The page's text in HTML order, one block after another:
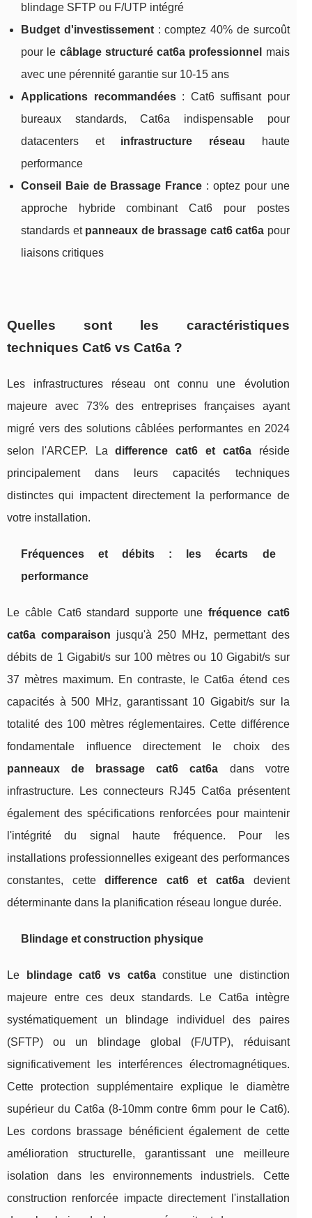
blindage SFTP ou F/UTP intégré
Budget d'investissement: comptez 40% de surcoût
pour le câblage structuré cat6a professionnel
mais
avec une pérennité garantie sur 10-15 ans
Applications recommandées: Cat6 suffisant pour
bureaux standards, Cat6a indispensable pour
datacenters et infrastructure réseau haute
performance
Conseil Baie de Brassage France : optez pour une
approche hybride combinant Cat6 pour postes
standards et panneaux de brassage cat6 cat6a pour
liaisons critiques
Quelles sont les caractéristiques
techniques Cat6 vs Cat6a ?
Les infrastructures réseau ont connu une évolution
majeure avec 73% des entreprises françaises ayant
migré vers des solutions câblées performantes en 2024
selon l'ARCEP. Ladifference cat6 et cat6aréside
principalement dans leurs capacités techniques
distinctes qui impactent directement la performance de
votre installation.
Fréquences et débits : les écarts de
performance
Le câble Cat6 standard supporte une fréquence cat6
cat6a comparaison jusqu'à 250 MHz, permettant des
débits de 1 Gigabit/s sur 100 mètres ou 10 Gigabit/s sur
37 mètres maximum. En contraste, le Cat6a étend ces
capacités à 500 MHz, garantissant 10 Gigabit/s sur la
totalité des 100 mètres réglementaires. Cette différence
fondamentale influence directement le choix des
panneaux de brassage cat6 cat6a dans votre
infrastructure. Les connecteurs RJ45 Cat6a présentent
également des spécifications renforcées pour maintenir
l'intégrité du signal haute fréquence. Pour les
installations professionnelles exigeant des performances
constantes, cettedifference cat6 et cat6a devient
déterminante dans la planification réseau longue durée.
Blindage et construction physique
Le blindage cat6 vs cat6aconstitue une distinction
majeure entre ces deux standards. Le Cat6a intègre
systématiquement un blindage individuel des paires
(SFTP) ou un blindage global (F/UTP), réduisant
significativement les interférences électromagnétiques.
Cette protection supplémentaire explique le diamètre
supérieur du Cat6a (8-10mm contre 6mm pour le Cat6).
Les cordons brassage bénéficient également de cette
amélioration structurelle, garantissant une meilleure
isolation dans les environnements industriels. Cette
construction renforcée impacte directement l'installation